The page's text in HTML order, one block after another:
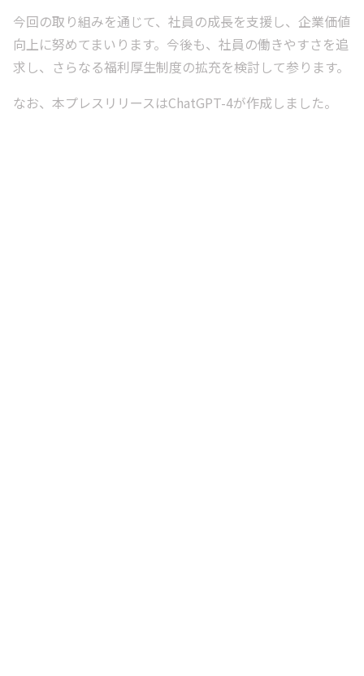
今回の取り組みを通じて、社員の成長を支援し、企業価値
向上に努めてまいります。今後も、社員の働きやすさを追
求し、さらなる福利厚生制度の拡充を検討して参ります。
なお、本プレスリリースはChatGPT-4が作成しました。